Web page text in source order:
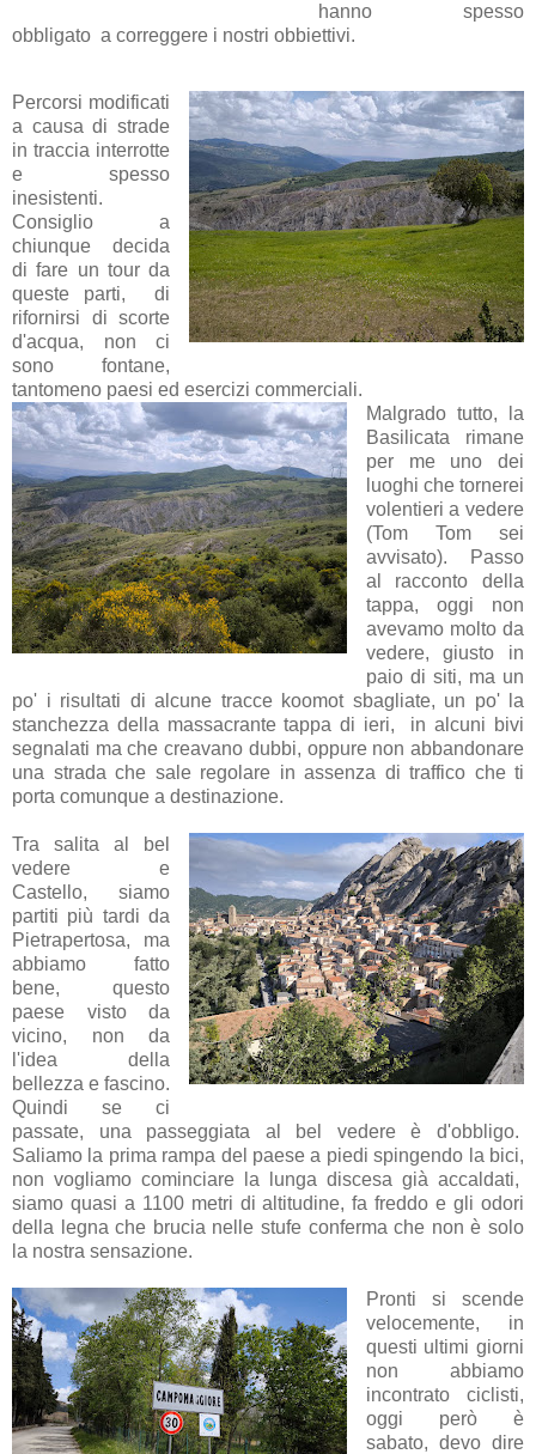
hanno spesso
obbligato a correggere i nostri obbiettivi.
Percorsi modificati
a causa di strade
in traccia interrotte
e spesso
inesistenti.
Consiglio a
chiunque decida
di fare un tour da
queste parti, di
rifornirsi di scorte
d'acqua, non ci
sono fontane,
tantomeno paesi ed esercizi commerciali.
Malgrado tutto, la
Basilicata rimane
per me uno dei
luoghi che tornerei
volentieri a vedere
(Tom Tom sei
avvisato). Passo
al racconto della
tappa, oggi non
avevamo molto da
vedere, giusto in
paio di siti, ma un
po' i risultati di alcune tracce koomot sbagliate, un po' la
stanchezza della massacrante tappa di ieri, in alcuni bivi
segnalati ma che creavano dubbi, oppure non abbandonare
una strada che sale regolare in assenza di traffico che ti
porta comunque a destinazione.
Tra salita al bel
vedere e
Castello, siamo
partiti più tardi da
Pietrapertosa, ma
abbiamo fatto
bene, questo
paese visto da
vicino, non da
l'idea della
bellezza e fascino.
Quindi se ci
passate, una passeggiata al bel vedere è d'obbligo.
Saliamo la prima rampa del paese a piedi spingendo la bici,
non vogliamo cominciare la lunga discesa già accaldati,
siamo quasi a 1100 metri di altitudine, fa freddo e gli odori
della legna che brucia nelle stufe conferma che non è solo
la nostra sensazione.
Pronti si scende
velocemente, in
questi ultimi giorni
non abbiamo
incontrato ciclisti,
oggi però è
sabato, devo dire